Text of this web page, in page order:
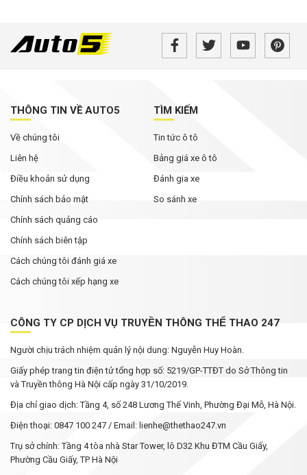
THÔNG TIN VỀ AUTO5
Về chúng tôi
Liên hệ
Điều khoản sử dụng
Chính sách bảo mật
Chính sách quảng cáo
Chính sách biên tập
Cách chúng tôi đánh giá xe
Cách chúng tôi xếp hạng xe
TÌM KIẾM
Tin tức ô tô
Bảng giá xe ô tô
Đánh gia xe
So sánh xe
CÔNG TY CP DỊCH VỤ TRUYỀN THÔNG THỂ THAO 247
Người chịu trách nhiệm quản lý nội dung: Nguyễn Huy Hoàn.
Giấy phép trang tin điện tử tổng hợp số: 5219/GP-TTĐT do Sở Thông tin
và Truyền thông Hà Nội cấp ngày 31/10/2019.
Địa chỉ giao dịch: Tầng 4, số 248 Lương Thế Vinh, Phường Đại Mỗ, Hà Nội.
Điện thoại: 0847 100 247 / Email: lienhe@thethao247.vn
Trụ sở chính: Tầng 4 tòa nhà Star Tower, lô D32 Khu ĐTM Cầu Giấy,
Phường Cầu Giấy, TP Hà Nội